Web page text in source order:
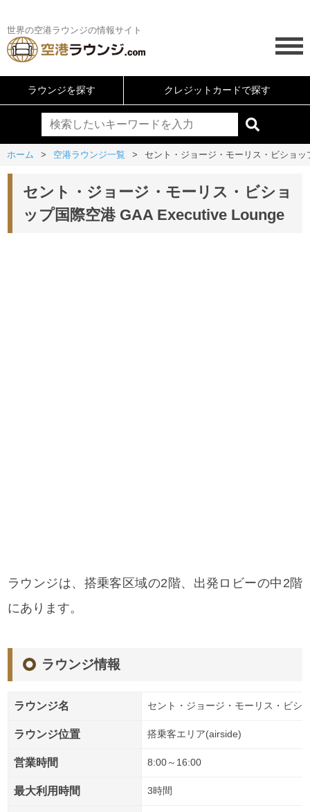
世界の空港ラウンジの情報サイト
ラウンジを探す クレジットカードで探す
ホーム 空港ラウンジ一覧 セント・ジョージ・モーリス・ビショ
セント・ジョージ・モーリス・ビショ
ップ国際空港 GAA Executive Lounge
ラウンジは、搭乗客区域の2階、出発ロビーの中2階
にあります。
ラウンジ情報
ラウンジ名 セント・ジョージ・モーリス・ビシ
ラウンジ位置 搭乗客エリア(airside)
営業時間 8:00～16:00
最大利用時間 3時間